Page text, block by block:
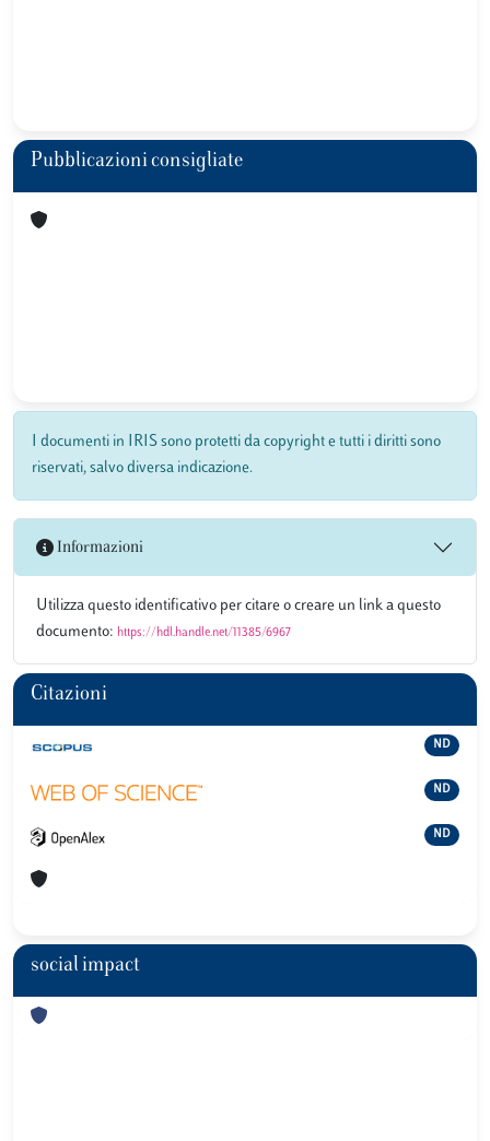
Pubblicazioni consigliate
I documenti in IRIS sono protetti da copyright e tutti i diritti sono
riservati, salvo diversa indicazione.
Informazioni
Utilizza questo identificativo per citare o creare un link a questo
documento: https://hdl.handle.net/11385/6967
Citazioni
ND
ND
ND
social impact